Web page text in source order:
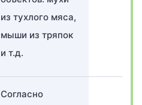
из тухлого мяса,
мыши из тряпок
и т.д.
Согласно